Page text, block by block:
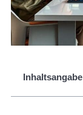
Inhaltsangabe